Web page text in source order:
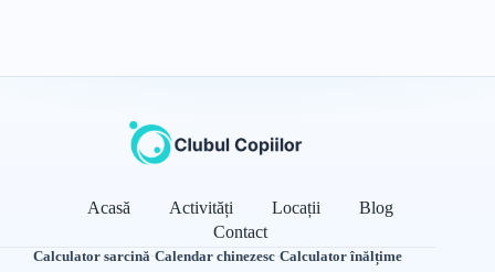
Acasă Activități Locații
Blog
Contact
Calculator sarcină·Calendar chinezesc·Calculator înălțime